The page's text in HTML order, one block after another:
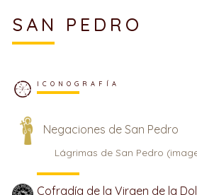
SAN PEDRO
ICONOGRAFÍA
Negaciones de San Pedro
Lágrimas de San Pedro
Cofradía de la Virgen de la